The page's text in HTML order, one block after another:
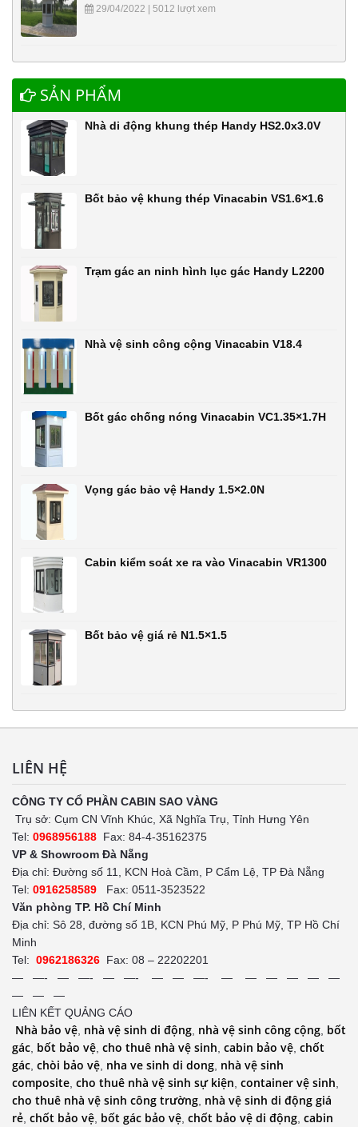
29/04/2022 | 5012 lượt xem
SẢN PHẨM
Nhà di động khung thép Handy HS2.0x3.0V
Bốt bảo vệ khung thép Vinacabin VS1.6×1.6
Trạm gác an ninh hình lục gác Handy L2200
Nhà vệ sinh công cộng Vinacabin V18.4
Bốt gác chống nóng Vinacabin VC1.35×1.7H
Vọng gác bảo vệ Handy 1.5×2.0N
Cabin kiểm soát xe ra vào Vinacabin VR1300
Bốt bảo vệ giá rẻ N1.5×1.5
LIÊN HỆ
CÔNG TY CỔ PHẦN CABIN SAO VÀNG
Trụ sở: Cụm CN Vĩnh Khúc, Xã Nghĩa Trụ, Tỉnh Hưng Yên
Tel: 0968956188 Fax: 84-4-35162375
VP & Showroom Đà Nẵng
Địa chỉ: Đường số 11, KCN Hoà Cầm, P Cẩm Lệ, TP Đà Nẵng
Tel: 0916258589 Fax: 0511-3523522
Văn phòng TP. Hồ Chí Minh
Địa chỉ: Sô 28, đường số 1B, KCN Phú Mỹ, P Phú Mỹ, TP Hồ Chí
Minh
Tel: 0962186326 Fax: 08 – 22202201
— —- — —- — —- — — —- — — — — — —
— — —
LIÊN KẾT QUẢNG CÁO
Nhà bảo vệ, nhà vệ sinh di động, nhà vệ sinh công cộng, bốt
gác, bốt bảo vệ, cho thuê nhà vệ sinh, cabin bảo vệ, chốt
gác, chòi bảo vệ, nha ve sinh di dong, nhà vệ sinh
composite, cho thuê nhà vệ sinh sự kiện, container vệ sinh,
cho thuê nhà vệ sinh công trường, nhà vệ sinh di động giá
rẻ, chốt bảo vệ, bốt gác bảo vệ, chốt bảo vệ di động, cabin